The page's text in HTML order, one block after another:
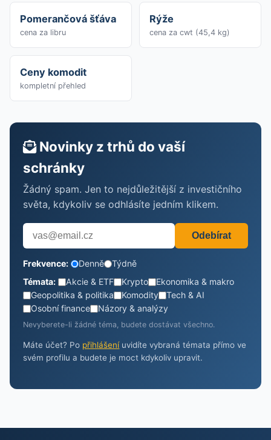
Pomerančová šťáva
cena za libru
Rýže
cena za cwt (45,4 kg)
Ceny komodit
kompletní přehled
Novinky z trhů do vaší
schránky
Žádný spam. Jen to nejdůležitější z investičního
světa, kdykoliv se odhlásíte jedním klikem.
Odebírat
Frekvence: Denně
Týdně
Témata:
Akcie & ETF Krypto
Ekonomika & makro
Geopolitika & politika
Komodity
Tech & AI
Osobní finance
Názory & analýzy
Nevyberete-li žádné téma, budete dostávat všechno.
Máte účet? Po přihlášeníuvidíte vybraná témata přímo ve
svém profilu a budete je moct kdykoliv upravit.